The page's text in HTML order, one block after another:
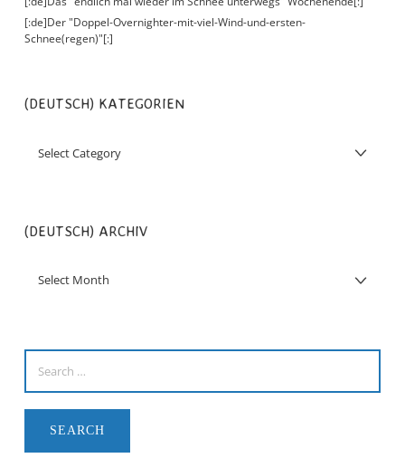
[:de]Der "Doppel-Overnighter-mit-viel-Wind-und-ersten-
Schnee(regen)"[:]
(DEUTSCH) KATEGORIEN
(DEUTSCH) ARCHIV